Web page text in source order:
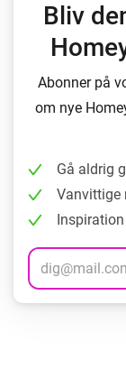
Bliv
Abonner på
om nye
Gå aldrig
Vanvittige